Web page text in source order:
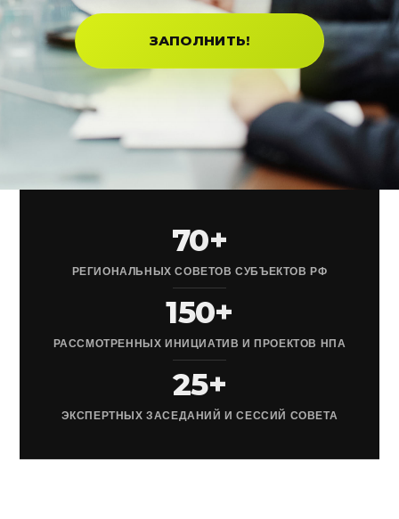
ЗАПОЛНИТЬ!
70+
РЕГИОНАЛЬНЫХ СОВЕТОВ СУБЪЕКТОВ РФ
150+
РАССМОТРЕННЫХ ИНИЦИАТИВ И ПРОЕКТОВ НПА
25+
ЭКСПЕРТНЫХ ЗАСЕДАНИЙ И СЕССИЙ СОВЕТА